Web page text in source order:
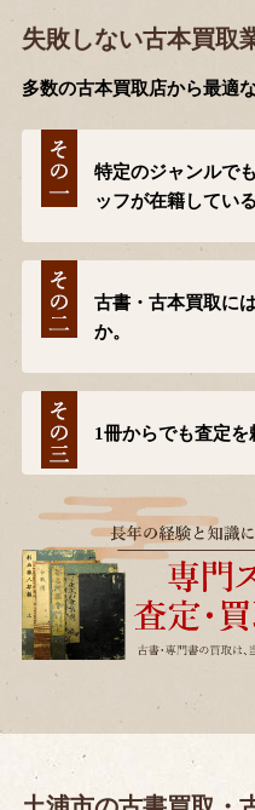
失敗しない古本買取
多数の古本買取店から最適
特定のジャンルで
ッフが在籍している
古書・古本買取に
か。
1冊からでも査定を